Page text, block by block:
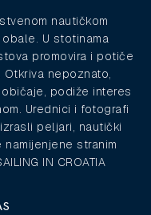
nautičkom
U stotinama
promovira i potiče
nepoznato,
podiže interes
Urednici i fotografi
peljari, nautički
stranim
IN CROATIA